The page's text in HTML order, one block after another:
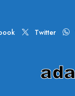
Twitter